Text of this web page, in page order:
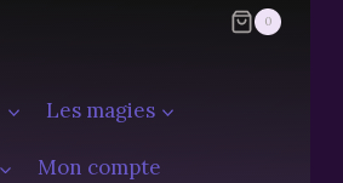
0
Les magies
Mon compte